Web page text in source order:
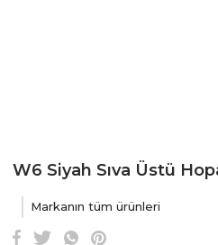
W6 Siyah Sıva Üstü
Markanın tüm ürünleri